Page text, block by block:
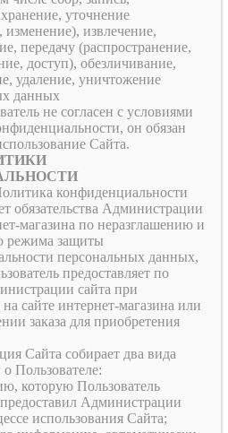
уточнение
изменение), извлечение,
передачу (распространение,
доступ), обезличивание,
удаление, уничтожение
данных
не согласен с условиями
он обязан
Сайта.
конфиденциальности
обязательства Администрации
магазина по неразглашению и
режима защиты
персональных данных,
предоставляет по
сайта при
сайте интернет-магазина или
заказа для приобретения
Сайта собирает два вида
Пользователе:
которую Пользователь
предоставил Администрации
использования Сайта;